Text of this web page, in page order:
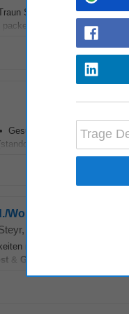
STUNDEN Teilzeit
gerne mit an? Dann
Mehr
& Wohlfühlen:
Moderne
Wo
, 27 km von Linz
mit Sicherheit.
& Gemüse , dem